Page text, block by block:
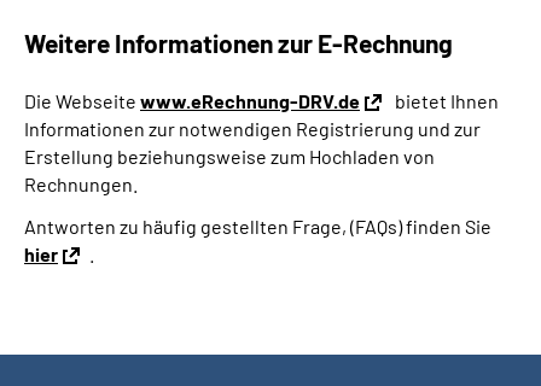
Weitere Informationen zur E-Rechnung
Die Webseite www.eRechnung-DRV.de
bietet Ihnen
Informationen zur notwendigen Registrierung und zur
Erstellung beziehungsweise zum Hochladen von
Rechnungen.
Antworten zu häufig gestellten Frage, (FAQs) finden Sie
hier